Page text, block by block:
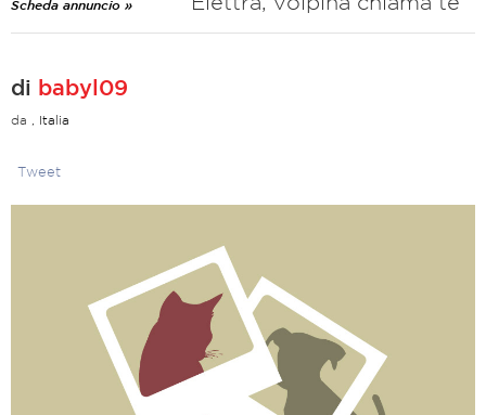
Scheda annuncio »
di babyl09
da , Italia
Tweet